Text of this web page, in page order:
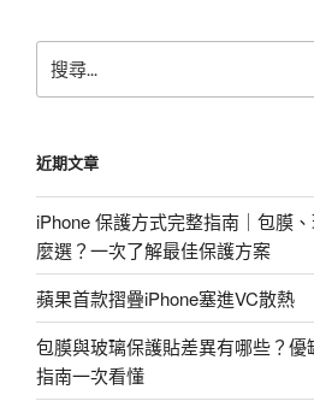
尋
字:
近期文章
iPhone 保護方式完整指南｜包膜
麼選？一次了解最佳保護方案
蘋果首款摺疊iPhone塞進VC散熱
包膜與玻璃保護貼差異有哪些？
指南一次看懂